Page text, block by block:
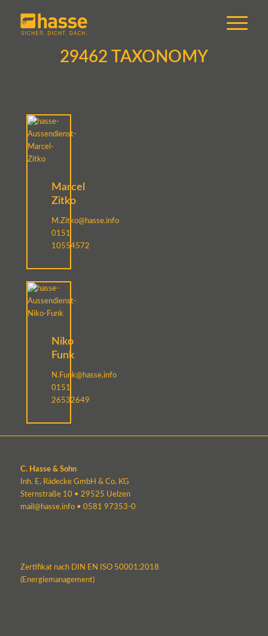
29462 TAXONOMY
Marcel
Zitko
M.Zitko@hasse.info
0151
10554572
Niko
Funk
N.Funk@hasse.info
0151
26532649
C. Hasse & Sohn
Inh. E. Rädecke GmbH & Co. KG
Sternstraße 10 • 29525 Uelzen
mail@hasse.info• 0581 97353-0
Zertifikat nach DIN EN ISO 50001:2018
(Energiemanagement)